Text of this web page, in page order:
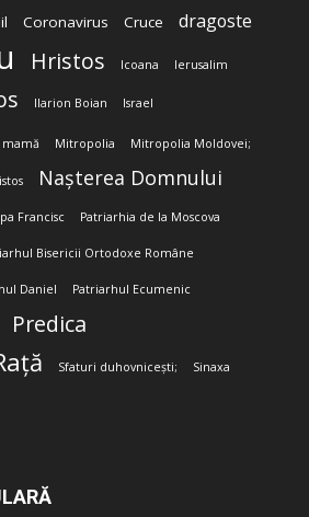
Coronavirus Cruce dragoste
Hristos Icoana Ierusalim
Ilarion Boian Israel
mamă Mitropolia Mitropolia Moldovei;
Nașterea Domnului
Francisc Patriarhia de la Moscova
Bisericii Ortodoxe Române
Daniel Patriarhul Ecumenic
Predica
Sfaturi duhovnicești; Sinaxa